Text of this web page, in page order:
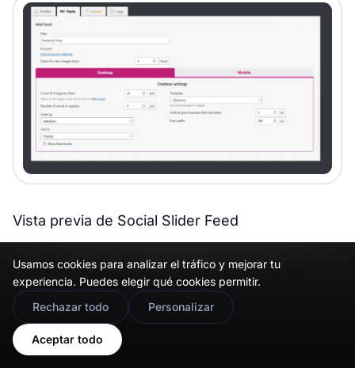
Vista previa de Social Slider Feed
reseñas)
Ventajas
Usamos cookies para analizar el tráfico y mejorar tu
experiencia. Puedes elegir qué cookies permitir.
Rechazar todo
Personalizar
Aceptar todo
🇬🇧 Would you prefer this site in English?
View in English